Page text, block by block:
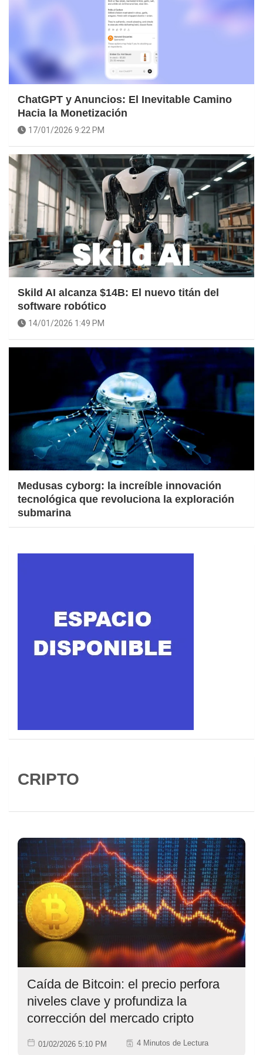
ChatGPT y Anuncios: El Inevitable Camino
Hacia la Monetización
17/01/2026 9:22 PM
Skild AI alcanza $14B: El nuevo titán del
software robótico
14/01/2026 1:49 PM
Medusas cyborg: la increíble innovación
tecnológica que revoluciona la exploración
submarina
CRIPTO
Caída de Bitcoin: el precio perfora
niveles clave y profundiza la
corrección del mercado cripto
01/02/2026 5:10 PM 4 Minutos de Lectura